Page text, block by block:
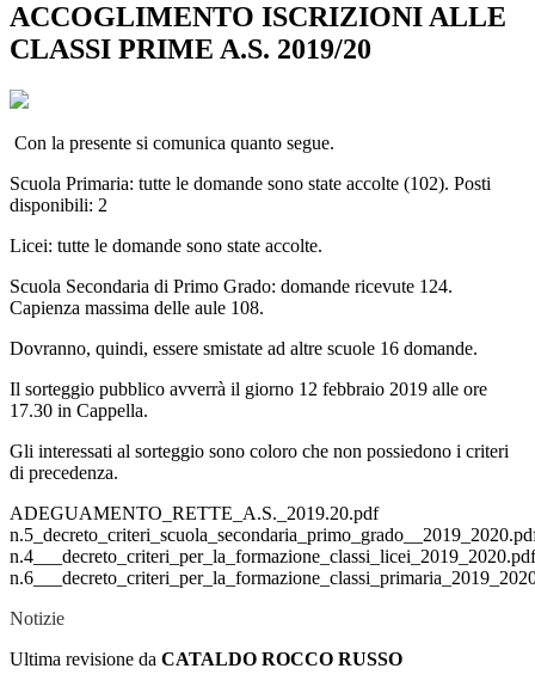
ACCOGLIMENTO ISCRIZIONI ALLE
CLASSI PRIME A.S. 2019/20
Con la presente si comunica quanto segue.
Scuola Primaria: tutte le domande sono state accolte (102). Posti
disponibili: 2
Licei: tutte le domande sono state accolte.
Scuola Secondaria di Primo Grado: domande ricevute 124.
Capienza massima delle aule 108.
Dovranno, quindi, essere smistate ad altre scuole 16 domande.
Il sorteggio pubblico avverrà il giorno 12 febbraio 2019 alle ore
17.30 in Cappella.
Gli interessati al sorteggio sono coloro che non possiedono i criteri
di precedenza.
ADEGUAMENTO_RETTE_A.S._2019.20.pdf
n.4___decreto_criteri_per_la_formazione_classi_licei_2019_2020.pdf
Notizie
Ultima revisione da CATALDO ROCCO RUSSO